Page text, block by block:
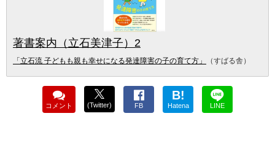
著書案内（立石美津子）2
「立石流 子どもも親も幸せになる発達障害の子の育て方」 （すばる舎）
コメント (Twitter) FB
B!
Hatena LINE